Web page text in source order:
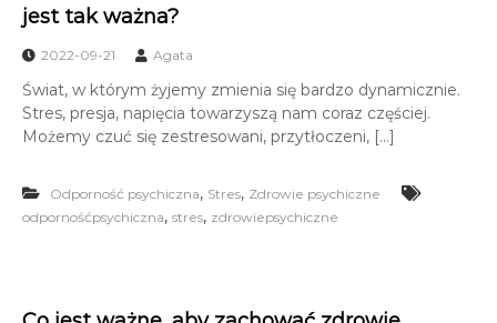
jest tak ważna?
2022-09-21 Agata
Świat, w którym żyjemy zmienia się bardzo dynamicznie.
Stres, presja, napięcia towarzyszą nam coraz częściej.
Możemy czuć się zestresowani, przytłoczeni, […]
Odporność psychiczna, Stres, Zdrowie psychiczne
odpornośćpsychiczna, stres, zdrowiepsychiczne